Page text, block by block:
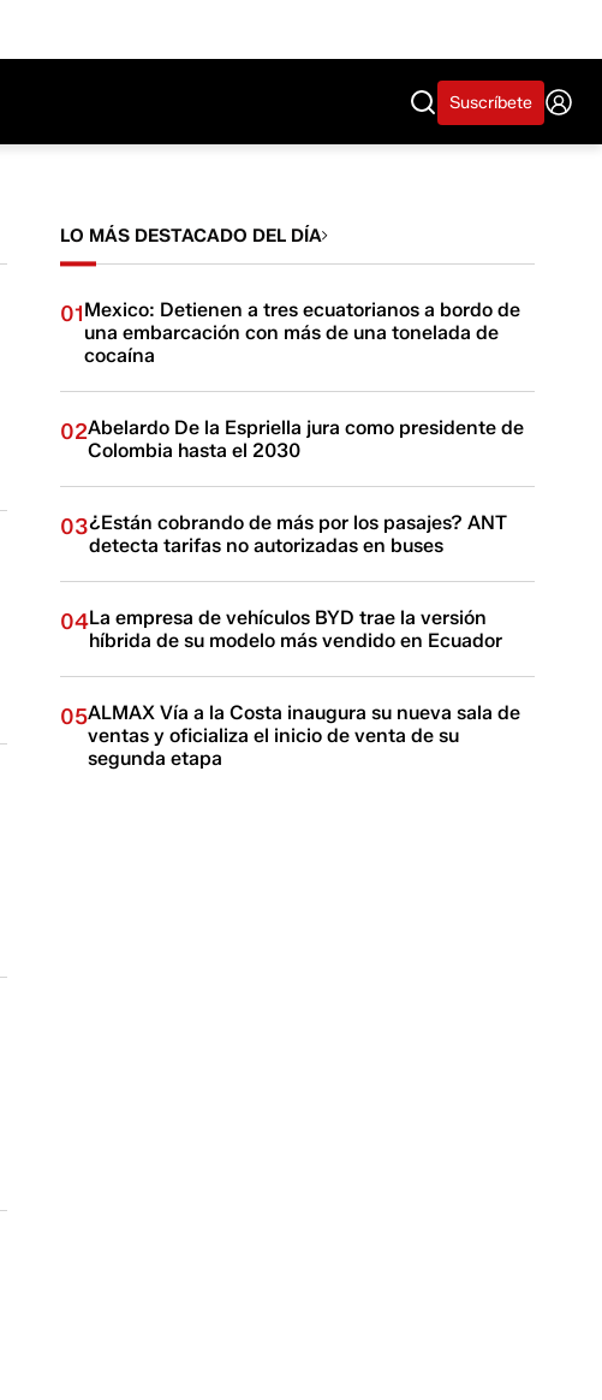
Suscríbete
LO MÁS DESTACADO DEL DÍA
01Mexico: Detienen a tres ecuatorianos a bordo de
una embarcación con más de una tonelada de
cocaína
02Abelardo De la Espriella jura como presidente de
Colombia hasta el 2030
03¿Están cobrando de más por los pasajes? ANT
detecta tarifas no autorizadas en buses
04La empresa de vehículos BYD trae la versión
híbrida de su modelo más vendido en Ecuador
05ALMAX Vía a la Costa inaugura su nueva sala de
ventas y oficializa el inicio de venta de su
segunda etapa